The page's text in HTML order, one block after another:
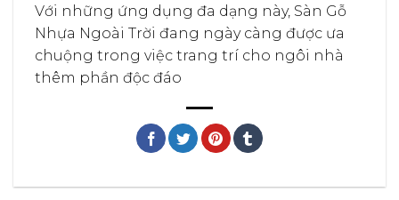
Với những ứng dụng đa dạng này, Sàn Gỗ
Nhựa Ngoài Trời đang ngày càng được ưa
chuộng trong việc trang trí cho ngôi nhà
thêm phần độc đáo